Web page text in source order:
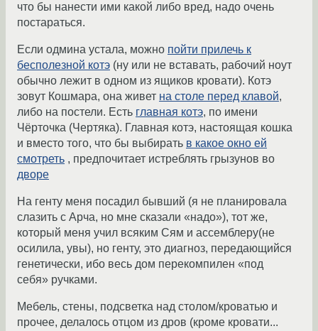
что бы нанести ими какой либо вред, надо очень
постараться.
Если одмина устала, можно пойти прилечь к
бесполезной котэ (ну или не вставать, рабочий ноут
обычно лежит в одном из ящиков кровати). Котэ
зовут Кошмара, она живет на столе перед клавой,
либо на постели. Есть главная котэ, по имени
Чёрточка (Чертяка). Главная котэ, настоящая кошка
и вместо того, что бы выбирать в какое окно ей
смотреть , предпочитает истреблять грызунов во
дворе
На генту меня посадил бывший (я не планировала
слазить с Арча, но мне сказали «надо»), тот же,
который меня учил всяким Сям и ассемблеру(не
осилила, увы), но генту, это диагноз, передающийся
генетически, ибо весь дом перекомпилен «под
себя» ручками.
Мебель, стены, подсветка над столом/кроватью и
прочее, делалось отцом из дров (кроме кровати...